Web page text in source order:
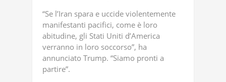
“Se l’Iran spara e uccide violentemente
manifestanti pacifici, come è loro
abitudine, gli Stati Uniti d’America
verranno in loro soccorso”, ha
annunciato Trump. “Siamo pronti a
partire”.